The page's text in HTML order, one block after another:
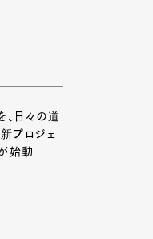
日々の道
プロジェ
始動